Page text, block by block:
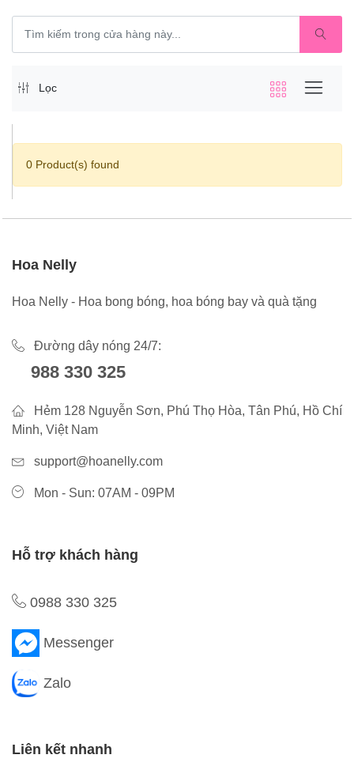
Lọc
0 Product(s) found
Hoa Nelly
Hoa Nelly - Hoa bong bóng, hoa bóng bay và quà tặng
Đường dây nóng 24/7:
988 330 325
Hẻm 128 Nguyễn Sơn, Phú Thọ Hòa, Tân Phú, Hồ Chí
Minh, Việt Nam
support@hoanelly.com
Mon - Sun: 07AM - 09PM
Hỗ trợ khách hàng
0988 330 325
Messenger
Zalo
Liên kết nhanh